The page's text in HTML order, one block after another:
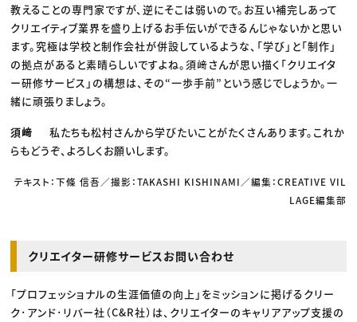
教えることの専門家ですが、逆にそこは弱いので。お互い補完しあって
クリエイティブ業界を盛り上げるお手伝いができるんじゃないかと思い
ます。究極は学校と制作会社が併設しているような、「学び」と「制作」
の拠点があると素晴らしいですよね。須﨑さんが思い描く「クリエイタ
ー研修サービス」の構想は、その“一歩手前”という感じでしょうか。一
緒に頑張りましょう。
須﨑
私たちも松村さんから学びたいことがたくさんあります。これか
らもどうぞ、よろしくお願いします。
テキスト：下條 信吾／撮影：TAKASHI KISHINAMI／編集：CREATIVE VIL
LAGE編集部
クリエイター研修サービスお問い合わせ
「プロフェッショナルの生涯価値の向上」をミッションに掲げるクリー
ク･アンド･リバー社（C&R社）は、クリエイターのキャリアアップ支援の